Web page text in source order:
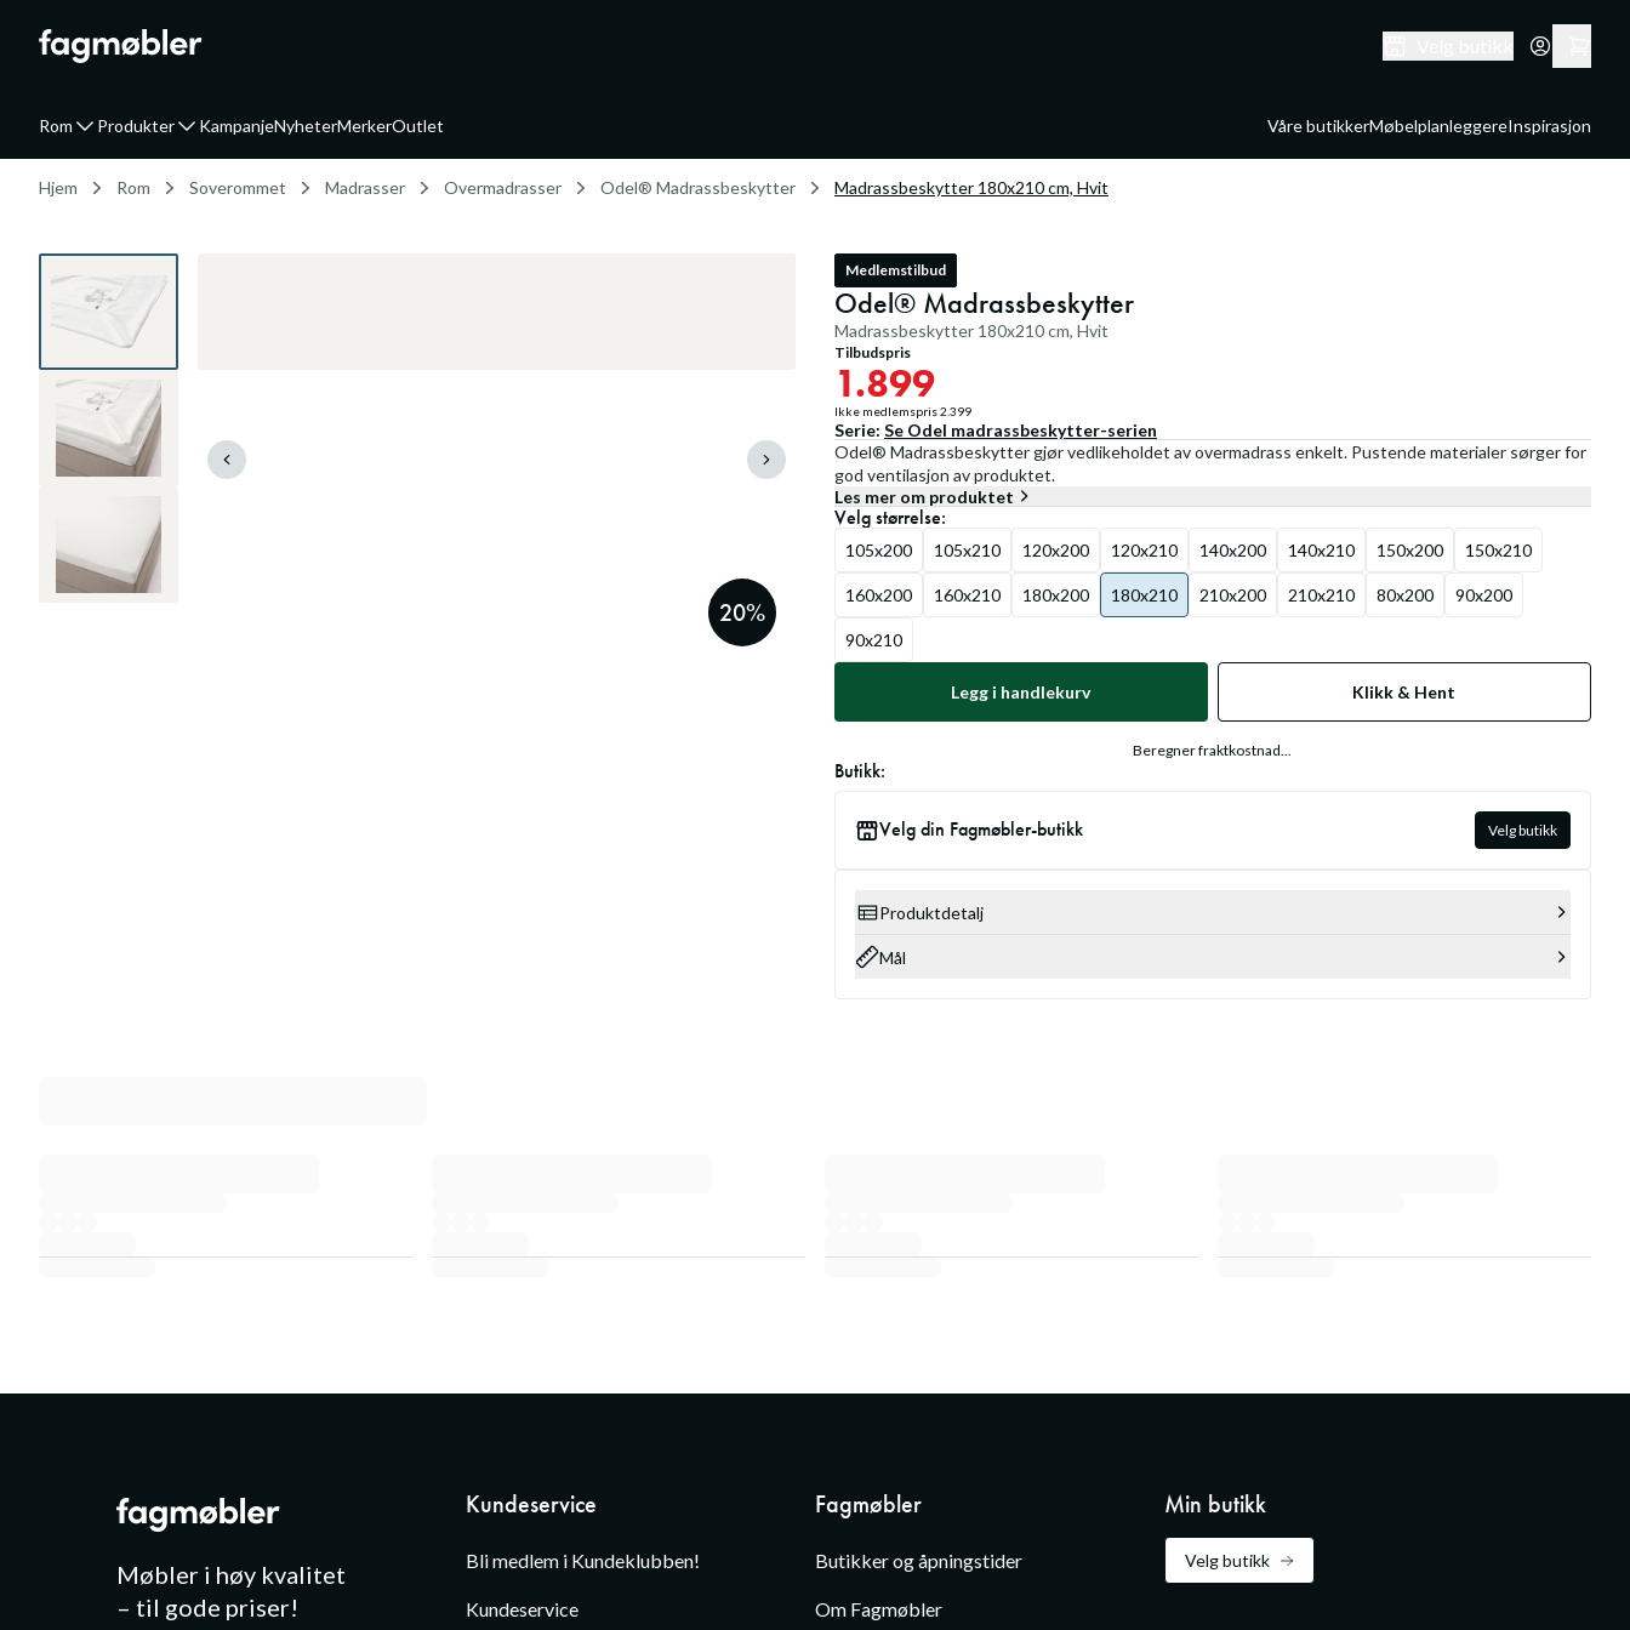
Rom Produkter KampanjeNyheterMerkerOutlet Våre butikkerMøbelplanleggereInspirasjon
Hjem Rom Soverommet Madrasser Overmadrasser Odel® Madrassbeskytter Madrassbeskytter 180x210 cm, Hvit
20%
Medlemstilbud
Odel® Madrassbeskytter
Madrassbeskytter 180x210 cm, Hvit
Tilbudspris
1.899
Ikke medlemspris2.399
Serie: Se Odel madrassbeskytter-serien
Odel® Madrassbeskytter gjør vedlikeholdet av overmadrass enkelt. Pustende materialer sørger for
god ventilasjon av produktet.
Les mer om produktet
Velgstørrelse:
105x200 105x210 120x200 120x210 140x200 140x210 150x200 150x210
160x200 160x210 180x200 180x210 210x200 210x210 80x200 90x200
90x210
Legg i handlekurv Klikk & Hent
Beregner fraktkostnad...
Butikk:
Velg din Fagmøbler-butikk Velg butikk
Produktdetalj
Mål
Møbler i høy kvalitet
– til gode priser!
Kundeservice
Bli medlem i Kundeklubben!
Kundeservice
Fagmøbler
Butikker og åpningstider
Om Fagmøbler
Min butikk
Velg butikk